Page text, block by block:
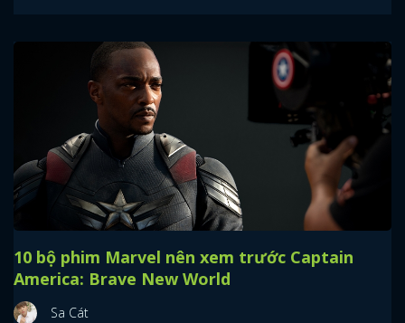
10 bộ phim Marvel nên xem trước Captain
America: Brave New World
Sa Cát